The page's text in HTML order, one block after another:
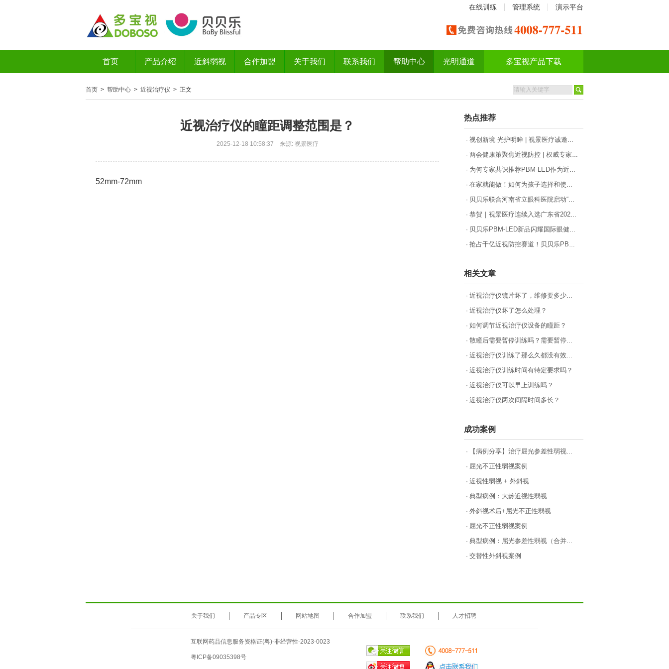
在线训练 管理系统 演示平台
首页 产品介绍 近斜弱视 合作加盟 关于我们 联系我们 帮助中心 光明通道 多宝视产品下载
首页 > 帮助中心 > 近视治疗仪 > 正文
近视治疗仪的瞳距调整范围是？
2025-12-18 10:58:37 来源: 视景医疗
52mm-72mm
热点推荐
· 视创新境 光护明眸 | 视景医疗诚邀您共赴2026年斜视与小儿眼科学术大会
· 两会健康策聚焦近视防控 | 权威专家共话科技护眼，视景医疗LED红光成合规防控新选择
· 为何专家共识推荐PBM-LED作为近视防控一线选择?
· 在家就能做！如何为孩子选择和使用一款合格的PBM-LED产品
· 贝贝乐联合河南省立眼科医院启动“近视治疗仪用于控制儿童青少年近视进展的安全性和有效性研究”项目！
· 恭贺｜视景医疗连续入选广东省2025年“专精特新”企业名单
· 贝贝乐PBM-LED新品闪耀国际眼健康高峰论坛，开启近视防控新篇章
· 抢占千亿近视防控赛道！贝贝乐PBM-LED招商启动，邀您共拓财富蓝海！
相关文章
· 近视治疗仪镜片坏了，维修要多少钱？
· 近视治疗仪坏了怎么处理？
· 如何调节近视治疗仪设备的瞳距？
· 散瞳后需要暂停训练吗？需要暂停近视治疗仪的训练多久？
· 近视治疗仪训练了那么久都没有效果？
· 近视治疗仪训练时间有特定要求吗？
· 近视治疗仪可以早上训练吗？
· 近视治疗仪两次间隔时间多长？
成功案例
· 【病例分享】治疗屈光参差性弱视，用对方法很关键！
· 屈光不正性弱视案例
· 近视性弱视 + 外斜视
· 典型病例：大龄近视性弱视
· 外斜视术后+屈光不正性弱视
· 屈光不正性弱视案例
· 典型病例：屈光参差性弱视（合并高度近视性弱视）
· 交替性外斜视案例
关于我们 产品专区 网站地图 合作加盟 联系我们 人才招聘
互联网药品信息服务资格证(粤)-非经营性-2023-0023
粤ICP备09035398号